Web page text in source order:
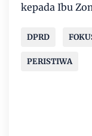
kepada Ibu
DPRD
PERISTIWA